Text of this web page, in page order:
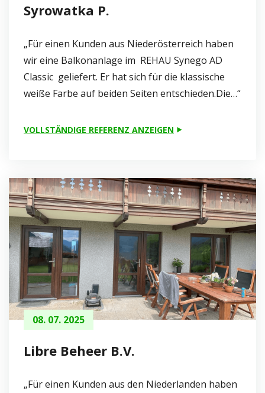
Syrowatka P.
„Für einen Kunden aus Niederösterreich haben
wir eine Balkonanlage im REHAU Synego AD
Classic geliefert. Er hat sich für die klassische
weiße Farbe auf beiden Seiten entschieden.Die…“
VOLLSTÄNDIGE REFERENZ ANZEIGEN
08. 07. 2025
Libre Beheer B.V.
„Für einen Kunden aus den Niederlanden haben